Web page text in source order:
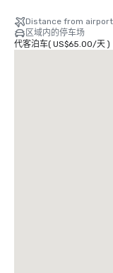
Distance from airport
区域内的停车场
代客泊车( US$65.00/天)